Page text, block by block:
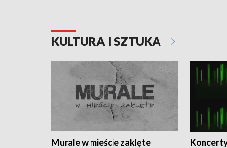
KULTURA I SZTUKA
Murale w mieście zaklęte